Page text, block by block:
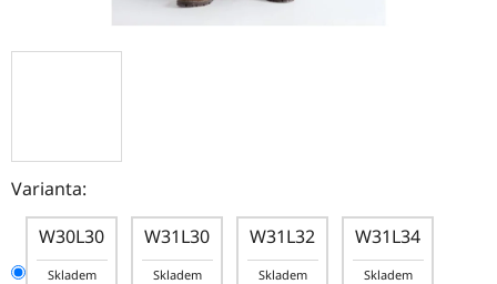
Varianta:
W30L30
Skladem
W31L30
Skladem
W31L32
Skladem
W31L34
Skladem